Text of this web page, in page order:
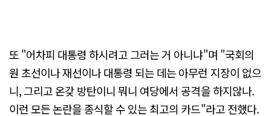
또 "어차피 대통령 하시려고 그러는 거 아니냐"며 "국회의
원 초선이나 재선이나 대통령 되는 데는 아무런 지장이 없으
니, 그리고 온갖 방탄이니 뭐니 여당에서 공격을 하지않나.
이런 모든 논란을 종식할 수 있는 최고의 카드"라고 전했다.